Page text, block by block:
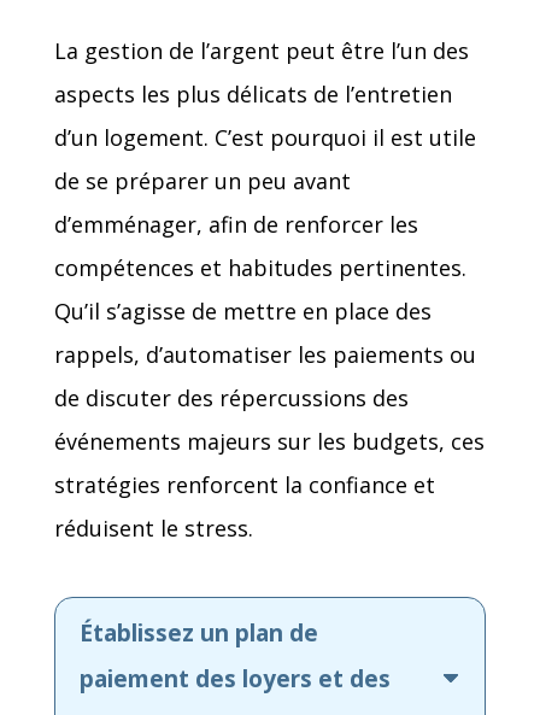
La gestion de l’argent peut être l’un des
aspects les plus délicats de l’entretien
d’un logement. C’est pourquoi il est utile
de se préparer un peu avant
d’emménager, afin de renforcer les
compétences et habitudes pertinentes.
Qu’il s’agisse de mettre en place des
rappels, d’automatiser les paiements ou
de discuter des répercussions des
événements majeurs sur les budgets, ces
stratégies renforcent la confiance et
réduisent le stress.
Établissez un plan de
paiement des loyers et des